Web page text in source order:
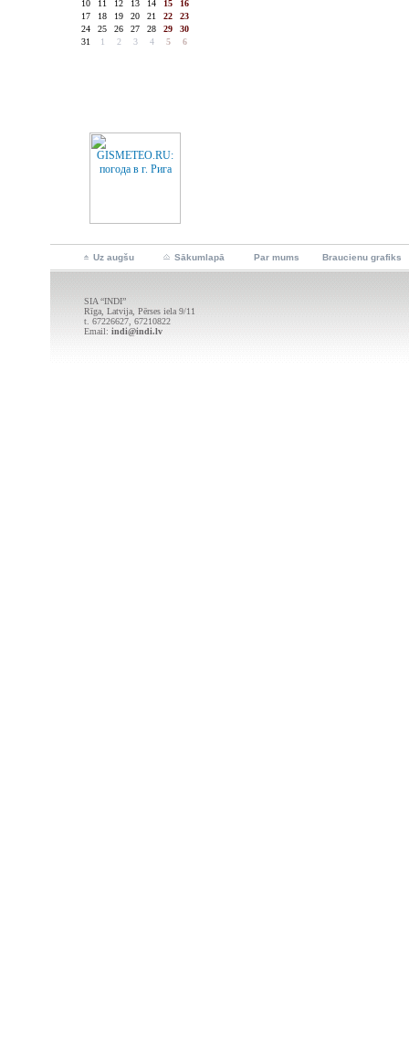
10
11 12 13 14 15
16
17
18 19 20 21 22
23
24
25 26 27 28 29
30
31
1 2 3 4 5 6
Uz augšu Sākumlapā Par mums Braucienu grafiks
SIA “INDI”
Rīga, Latvija, Pērses iela 9/11
t. 67226627, 67210822
Email: indi@indi.lv